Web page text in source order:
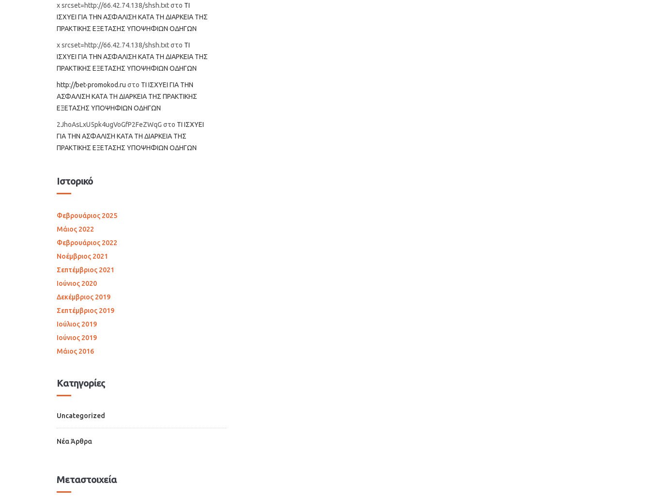
x srcset=http://66.42.74.138/shsh.txtστο ΤΙ
ΙΣΧΥΕΙ ΓΙΑ ΤΗΝ ΑΣΦΑΛΙΣΗ ΚΑΤΑ ΤΗ ΔΙΑΡΚΕΙΑ ΤΗΣ
ΠΡΑΚΤΙΚΗΣ ΕΞΕΤΑΣΗΣ ΥΠΟΨΗΦΙΩΝ ΟΔΗΓΩΝ
x srcset=http://66.42.74.138/shsh.txtστο ΤΙ
ΙΣΧΥΕΙ ΓΙΑ ΤΗΝ ΑΣΦΑΛΙΣΗ ΚΑΤΑ ΤΗ ΔΙΑΡΚΕΙΑ ΤΗΣ
ΠΡΑΚΤΙΚΗΣ ΕΞΕΤΑΣΗΣ ΥΠΟΨΗΦΙΩΝ ΟΔΗΓΩΝ
http://bet-promokod.ru στο ΤΙ ΙΣΧΥΕΙ ΓΙΑ ΤΗΝ
ΑΣΦΑΛΙΣΗ ΚΑΤΑ ΤΗ ΔΙΑΡΚΕΙΑ ΤΗΣ ΠΡΑΚΤΙΚΗΣ
ΕΞΕΤΑΣΗΣ ΥΠΟΨΗΦΙΩΝ ΟΔΗΓΩΝ
2JhoAsLxU5pk4ugVoGfP2FeZWqG στο ΤΙ ΙΣΧΥΕΙ
ΓΙΑ ΤΗΝ ΑΣΦΑΛΙΣΗ ΚΑΤΑ ΤΗ ΔΙΑΡΚΕΙΑ ΤΗΣ
ΠΡΑΚΤΙΚΗΣ ΕΞΕΤΑΣΗΣ ΥΠΟΨΗΦΙΩΝ ΟΔΗΓΩΝ
Ιστορικό
Φεβρουάριος 2025
Μάιος 2022
Φεβρουάριος 2022
Νοέμβριος 2021
Σεπτέμβριος 2021
Ιούνιος 2020
Δεκέμβριος 2019
Σεπτέμβριος 2019
Ιούλιος 2019
Ιούνιος 2019
Μάιος 2016
Kατηγορίες
Uncategorized
Νέα Άρθρα
Μεταστοιχεία